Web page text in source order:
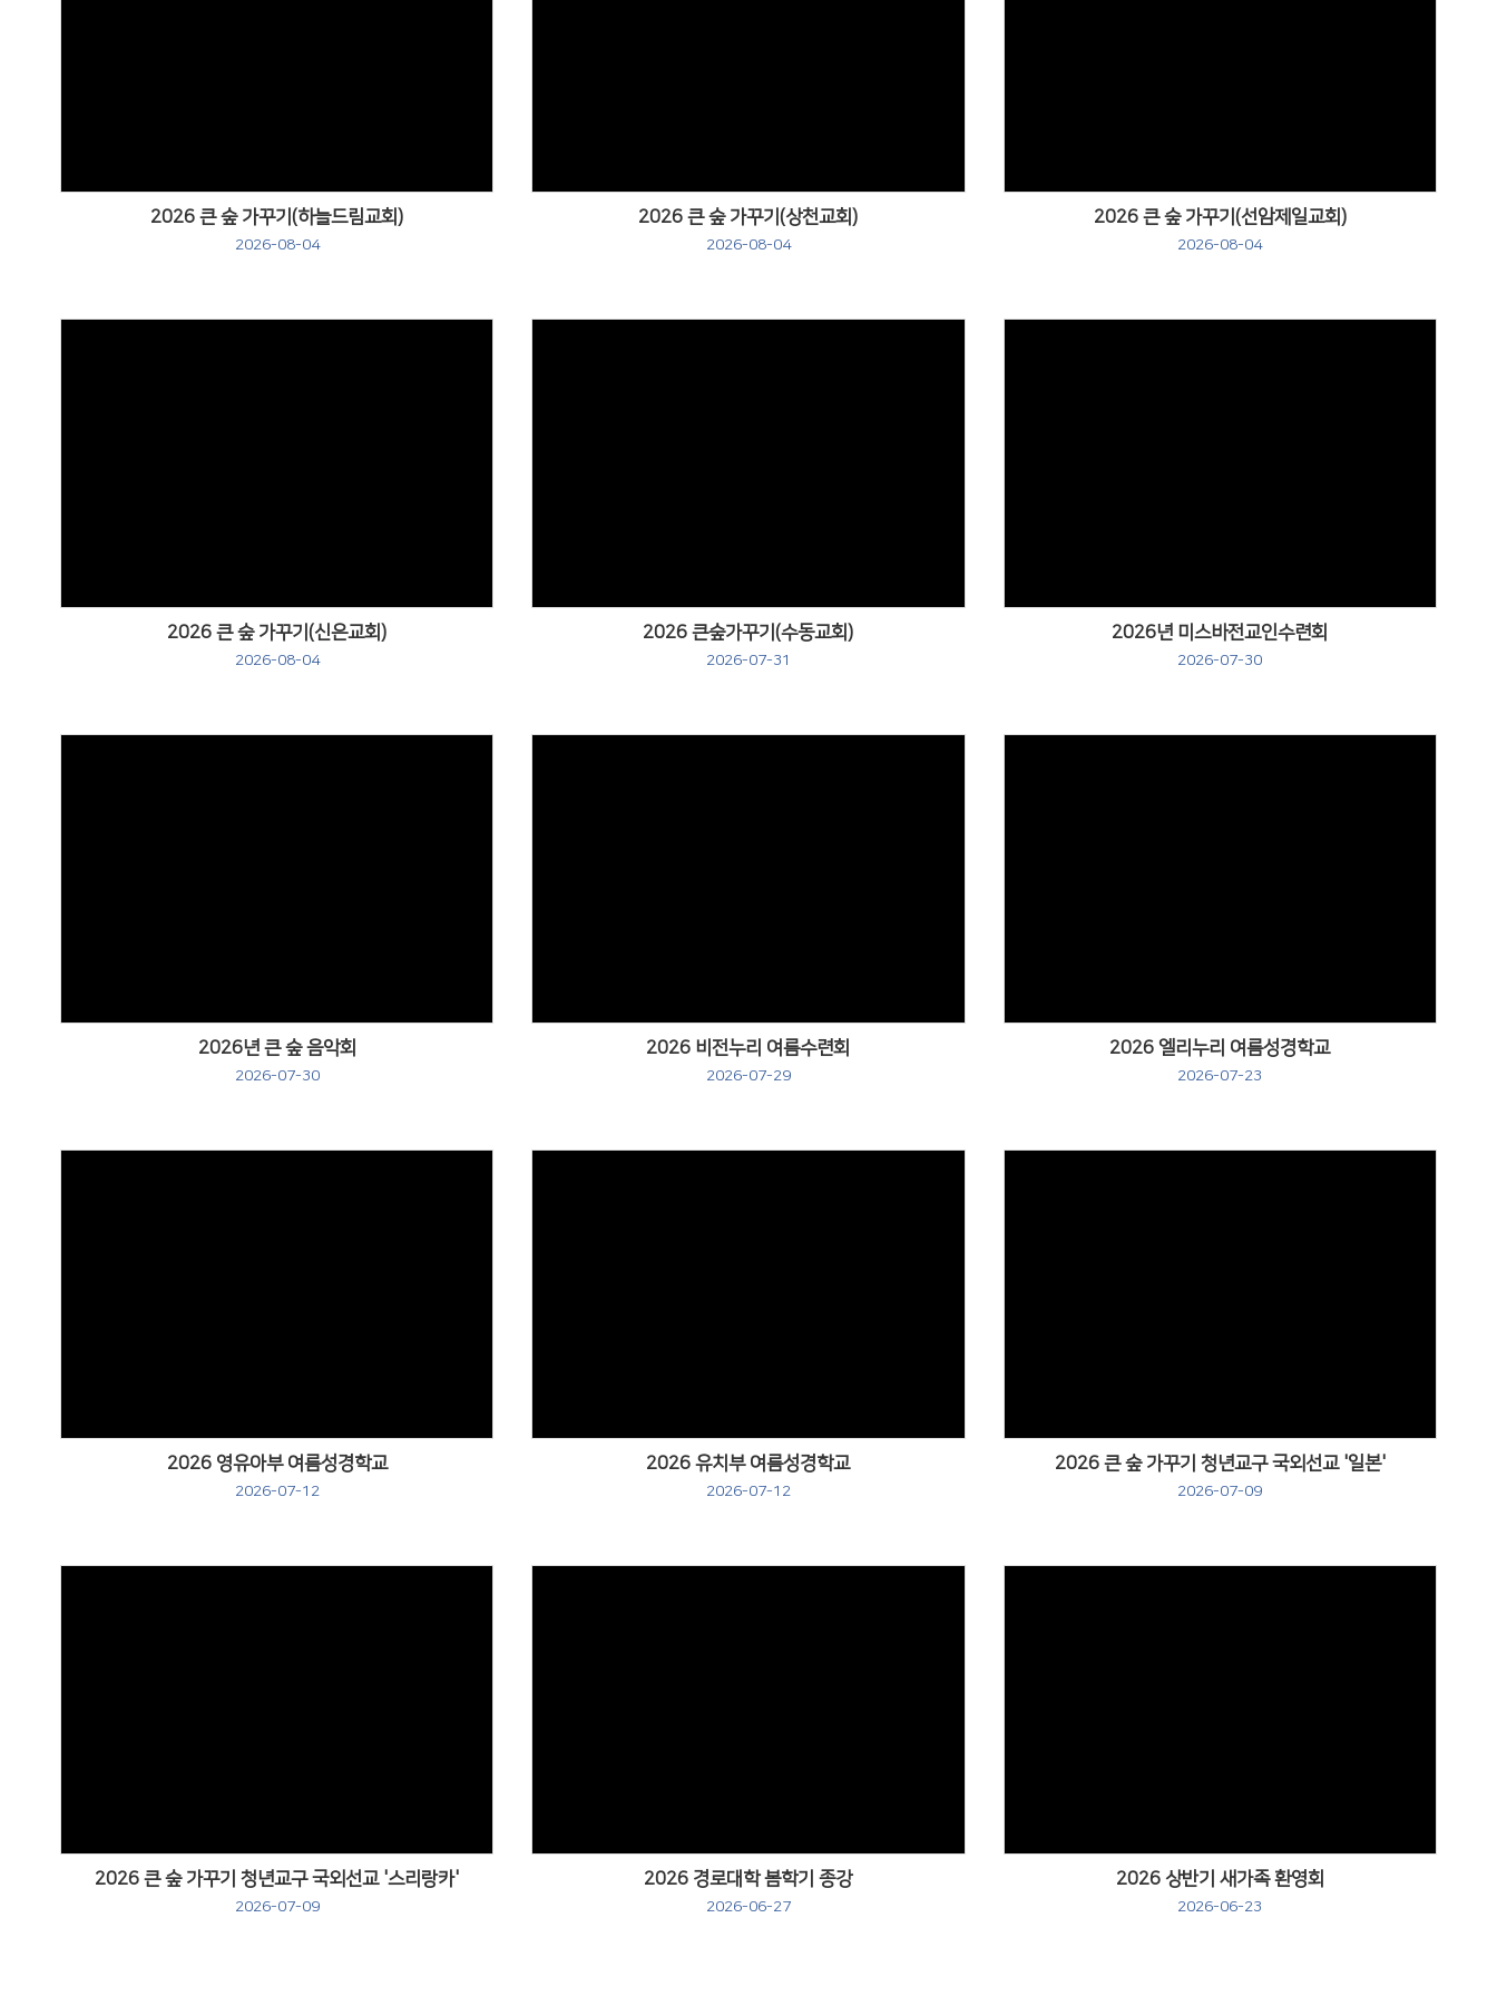
2026 큰 숲 가꾸기(하늘드림교회)
2026-08-04
2026 큰 숲 가꾸기(상천교회)
2026-08-04
2026 큰 숲 가꾸기(선암제일교회)
2026-08-04
2026 큰 숲 가꾸기(신은교회)
2026-08-04
2026 큰숲가꾸기(수동교회)
2026-07-31
2026년 미스바전교인수련회
2026-07-30
2026년 큰 숲 음악회
2026-07-30
2026 비전누리 여름수련회
2026-07-29
2026 엘리누리 여름성경학교
2026-07-23
2026 영유아부 여름성경학교
2026-07-12
2026 유치부 여름성경학교
2026-07-12
2026 큰 숲 가꾸기 청년교구 국외선교 '일본'
2026-07-09
2026 큰 숲 가꾸기 청년교구 국외선교 '스리랑카'
2026-07-09
2026 경로대학 봄학기 종강
2026-06-27
2026 상반기 새가족 환영회
2026-06-23